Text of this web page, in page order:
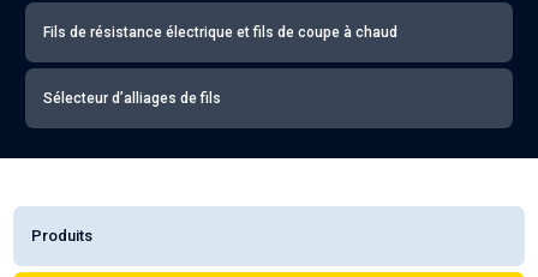
Fils de résistance électrique et fils de coupe à chaud
Sélecteur d’alliages de fils
Produits